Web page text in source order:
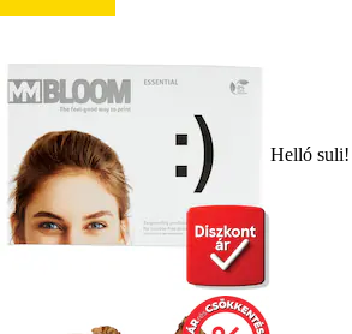
Helló suli!